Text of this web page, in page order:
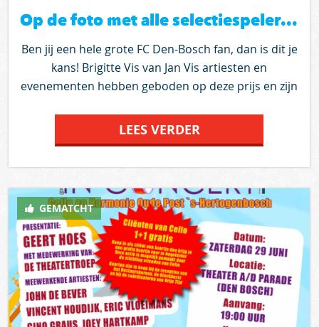
Op de foto met alle selectiespelers van FC Den-Bosch op 19 juli om 13 uur!
Ben jij een hele grote FC Den-Bosch fan, dan is dit je
kans! Brigitte Vis van Jan Vis artiesten en
evenementen hebben geboden op deze prijs en zijn
2match.nu. Deze foto zal genomen worden op 19
juli om 13 uur in het stadion van FC- Den-Bosch
je hiervoor toestemming geeft. Reageer voor 7 juli
op dit mooie aanbod en vertel waarom juist jij deze
prijs moet winnen. Uiteraard ontvang je de foto in
een mooi lijstje thuis.
LEES VERDER
GEMATCHT